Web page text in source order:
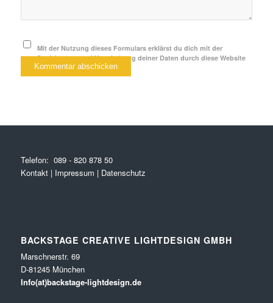
Mit der Nutzung dieses Formulars erklärst du dich mit der
Speicherung und Verarbeitung deiner Daten durch diese Website
einverstanden.*
Telefon: 089 - 820 878 50
Kontakt| Impressum | Datenschutz
BACKSTAGE CREATIVE LIGHTDESIGN GMBH
Marschnerstr. 69
D-81245 München
Info(at)backstage-lightdesign.de